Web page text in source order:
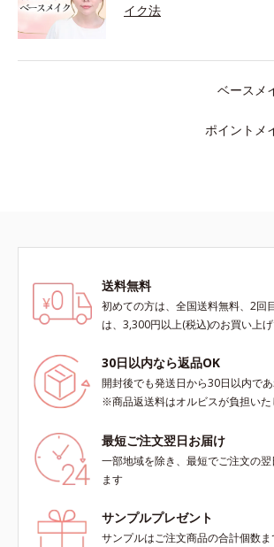
イク法
ベースメ
ポイントメ
送料無料
初めての方は、全国送料無料、2回
は、3,300円以上(税込)のお買い上
30日以内なら返品OK
開封後でも発送日から30日以内で
※商品返送料はオルビスが負担いた
最短ご注文翌日お届け
一部地域を除き、最短でご注文の
ます
サンプルプレゼント
サンプルはご注文商品の合計個数